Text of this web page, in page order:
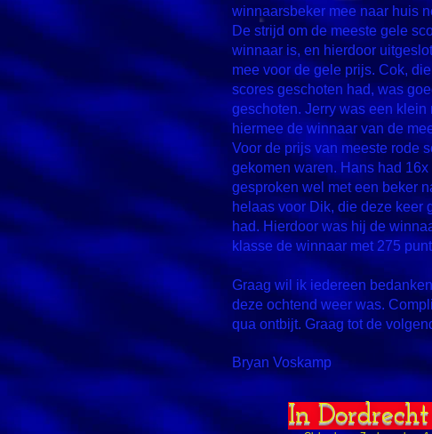
winnaarsbeker mee naar huis
De strijd om de meeste gele
winnaar is, en hierdoor
mee voor de gele prijs. Cok,
scores geschoten had, was
geschoten. Jerry was een
hiermee de winnaar van de
Voor de prijs van meeste rode
gekomen waren. Hans had
gesproken wel met een beker
helaas voor Dik, die deze keer
had. Hierdoor was hij de
klasse de winnaar met 275
Graag wil ik iedereen
deze ochtend weer was.
qua ontbijt. Graag tot de
Bryan Voskamp
In